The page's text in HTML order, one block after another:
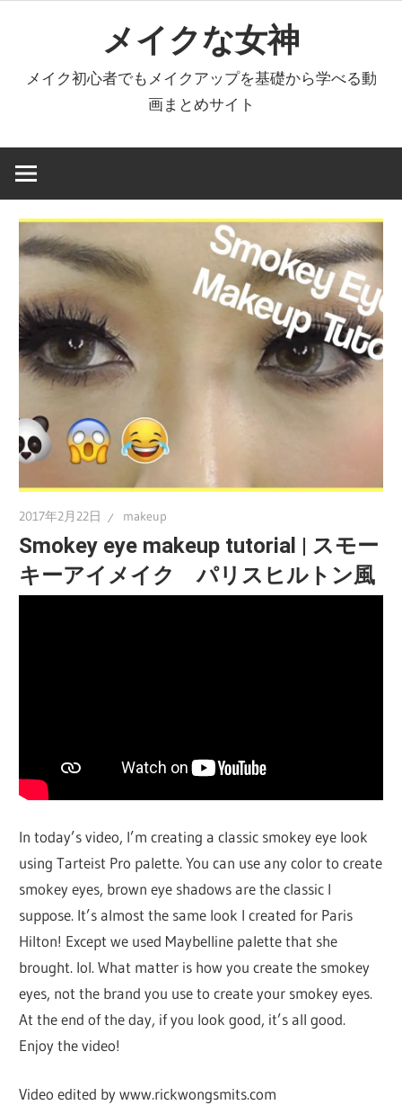
へ
キ
メイクな女神
メイク初心者でもメイクアップを基礎から学べる動
画まとめサイト
2017年2月22日 makeup
Smokey eye makeup tutorial | スモー
キーアイメイク パリスヒルトン風
In today’s video, I’m creating a classic smokey eye look
using Tarteist Pro palette. You can use any color to create
smokey eyes, brown eye shadows are the classic I
suppose. It’s almost the same look I created for Paris
Hilton! Except we used Maybelline palette that she
brought. lol. What matter is how you create the smokey
eyes, not the brand you use to create your smokey eyes.
At the end of the day, if you look good, it’s all good.
Enjoy the video!
Video edited by www.rickwongsmits.com